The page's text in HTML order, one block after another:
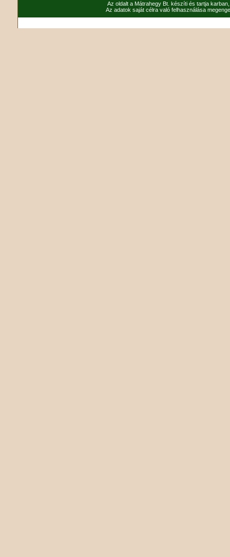
Az oldalt a Mátrahegy Bt. készíti és tartja
Az adatok saját célra való felhasználása